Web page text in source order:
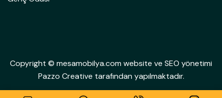
Copyright © mesamobilya.com website ve SEO yönetimi
Pazzo Creative tarafından yapılmaktadır.